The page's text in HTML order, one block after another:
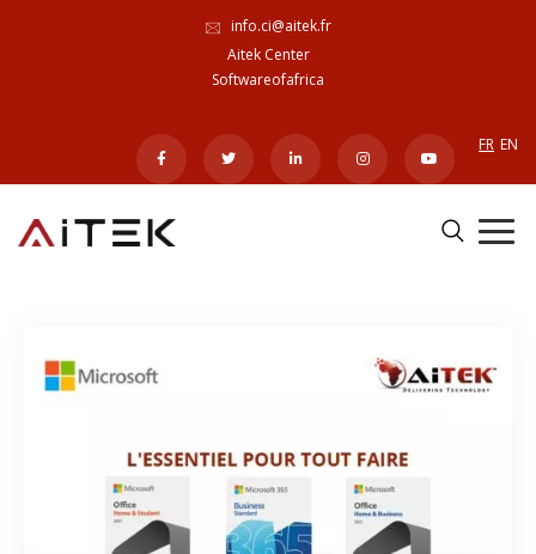
info.ci@aitek.fr
Aitek Center
Softwareofafrica
FR EN